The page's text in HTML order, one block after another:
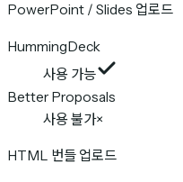
PowerPoint / Slides 업로드
HummingDeck
사용 가능
Better Proposals
사용 불가×
HTML 번들 업로드